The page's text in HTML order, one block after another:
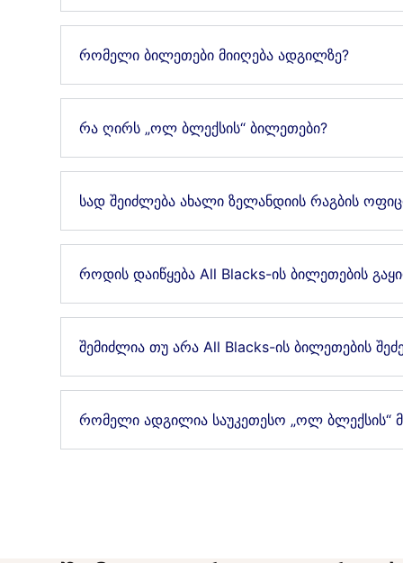
რომელი ბილეთები მიიღება ადგილზე?
რა ღირს „ოლ ბლექსის“ ბილეთები?
სად შეიძლება ახალი ზელანდიის რაგბის
როდის დაიწყება All Blacks-ის ბილეთების
შემიძლია თუ არა All Blacks-ის ბილეთების
რომელი ადგილია საუკეთესო „ოლ ბლექსის“